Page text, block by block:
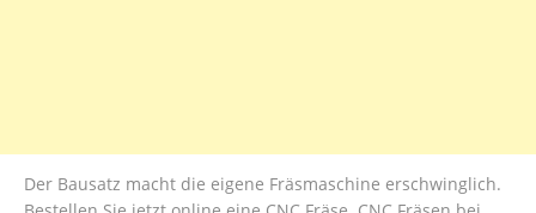
Der Bausatz macht die eigene Fräsmaschine erschwinglich.